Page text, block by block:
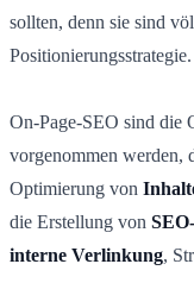
sollten, denn sie sind
Positionierungsstrategie.
On-Page-SEO sind die
vorgenommen werden,
Optimierung von
die Erstellung von
interne Verlinkung,